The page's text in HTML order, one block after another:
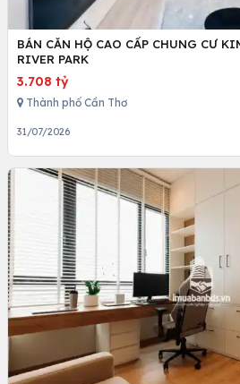
BÁN CĂN HỘ CAO CẤP CHUNG CƯ
RIVER PARK
3.708 tỷ
Thành phố Cần Thơ
31/07/2026